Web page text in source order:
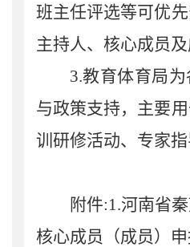
班主任评选等可优
主持人、核心成员及
3.教育体育局
与政策支持，主要
训研修活动、专家指
附件:1.河南省
核心成员（成员）申